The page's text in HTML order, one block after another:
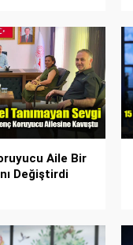
Aile Bir
Değiştirdi